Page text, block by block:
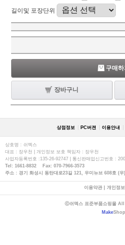
길이및 포장단위
구매하
장바구니
상점정보 PC버젼 이용안내
상호명 : 쉬멕스
대표 : 장우천 | 개인정보 보호 책임자 : 장우천
사업자등록번호 :135-26-92747 | 통신판매업신고번호 :
Tel: 1661-8832 Fax: 070-7966-3573
주소 : 경기 화성시 동탄대로23길 121, 우미뉴브 608호 (우
이용약관| 개인정
ⓒ쉬멕스 표준부품쇼핑몰
MakeShop